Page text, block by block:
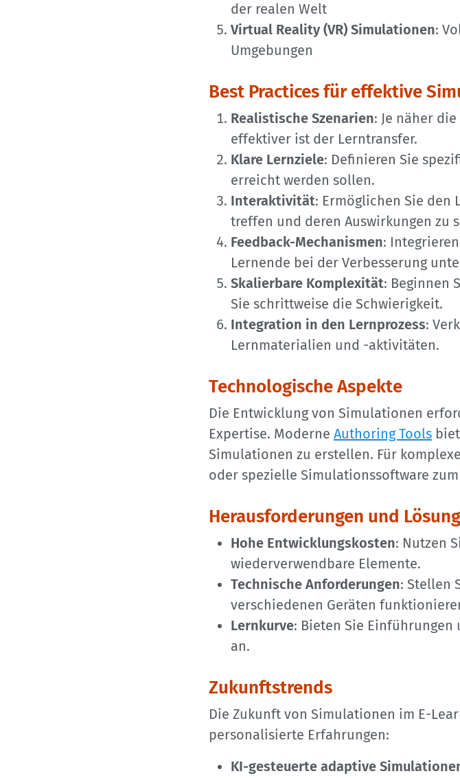
der realen Welt
Virtual Reality (VR) Simulationen:
Umgebungen
Best Practices für effektive
Realistische Szenarien: Je näher
effektiver ist der Lerntransfer.
Klare Lernziele: Definieren Sie
erreicht werden sollen.
Interaktivität: Ermöglichen Sie den
treffen und deren Auswirkungen zu
Feedback-Mechanismen:
Lernende bei der Verbesserung
Skalierbare Komplexität: Beginnen
Sie schrittweise die Schwierigkeit.
Integration in den Lernprozess:
Lernmaterialien und -aktivitäten.
Technologische Aspekte
Die Entwicklung von Simulationen
Expertise. Moderne Authoring Tools
Simulationen zu erstellen. Für
oder spezielle Simulationssoftware
Herausforderungen und
Hohe Entwicklungskosten: Nutzen
wiederverwendbare Elemente.
Technische Anforderungen: Stellen
verschiedenen Geräten
Lernkurve: Bieten Sie
an.
Zukunftstrends
Die Zukunft von Simulationen im E-
personalisierte Erfahrungen:
KI-gesteuerte adaptive